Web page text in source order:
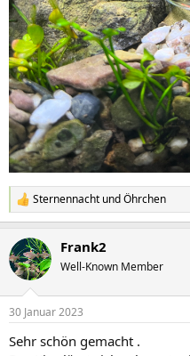
R
e
k
t
i
e
:
Sternennacht undÖhrchen
Frank2
Well-Known Member
30 Januar 2023
Sehr schön gemacht .